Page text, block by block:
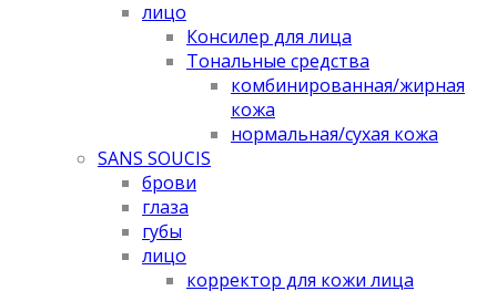
лицо
Консилер для лица
Тональные средства
комбинированная/жирная
кожа
нормальная/cухая кожа
SANS SOUCIS
брови
глаза
губы
лицо
корректор для кожи лица